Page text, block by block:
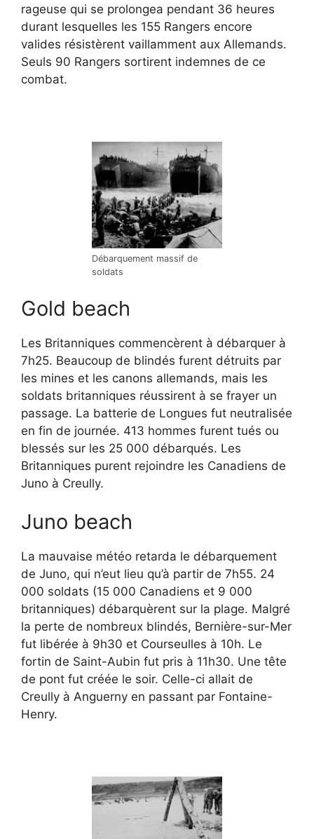
rageuse qui se prolongea pendant 36 heures
durant lesquelles les 155 Rangers encore
valides résistèrent vaillamment aux Allemands.
Seuls 90 Rangers sortirent indemnes de ce
combat.
Débarquement massif de
soldats
Gold beach
Les Britanniques commencèrent à débarquer à
7h25. Beaucoup de blindés furent détruits par
les mines et les canons allemands, mais les
soldats britanniques réussirent à se frayer un
passage. La batterie de Longues fut neutralisée
en fin de journée. 413 hommes furent tués ou
blessés sur les 25 000 débarqués. Les
Britanniques purent rejoindre les Canadiens de
Juno à Creully.
Juno beach
La mauvaise météo retarda le débarquement
de Juno, qui n’eut lieu qu’à partir de 7h55. 24
000 soldats (15 000 Canadiens et 9 000
britanniques) débarquèrent sur la plage. Malgré
la perte de nombreux blindés, Bernière-sur-Mer
fut libérée à 9h30 et Courseulles à 10h. Le
fortin de Saint-Aubin fut pris à 11h30. Une tête
de pont fut créée le soir. Celle-ci allait de
Creully à Anguerny en passant par Fontaine-
Henry.